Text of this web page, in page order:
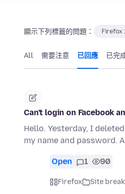
顯示下列標籤的問題： Firefox
All 需要注意 已回應 已完
Can't login on Facebook
Hello. Yesterday, I
my name and password.
Open 1 90
Firefox Site